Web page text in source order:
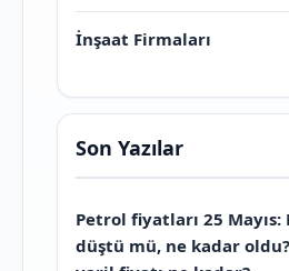
İnşaat Firmaları
Son Yazılar
Petrol fiyatları 25
düştü mü, ne kadar